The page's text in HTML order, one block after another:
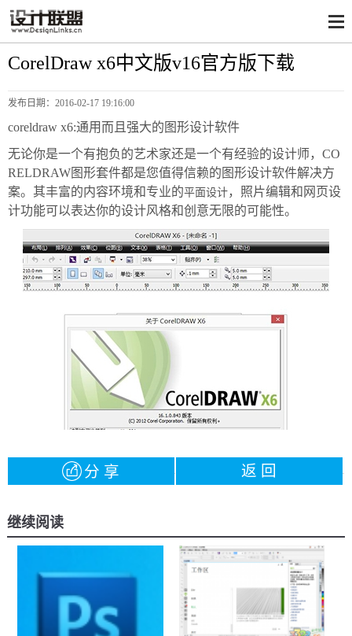
CorelDraw x6中文版v16官方版下载
发布日期： 2016-02-17 19:16:00
coreldraw x6:通用而且强大的图形设计软件
无论你是一个有抱负的艺术家还是一个有经验的设计师，CO
RELDRAW图形套件都是您值得信赖的图形设计软件解决方
案。其丰富的内容环境和专业的平面设计，照片编辑和网页设
计功能可以表达你的设计风格和创意无限的可能性。
分 享 返 回
继续阅读